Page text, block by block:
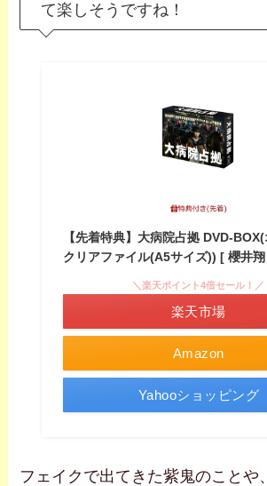
て楽しそうですね！
【先着特典】大病院占拠 DVD-
クリアファイル(A5サイズ)) [ 櫻井
Amazon
＼楽天ポイント4倍セール！／
楽天市場
Yahooショッピング
フェイクで出てきた紫鬼のことや